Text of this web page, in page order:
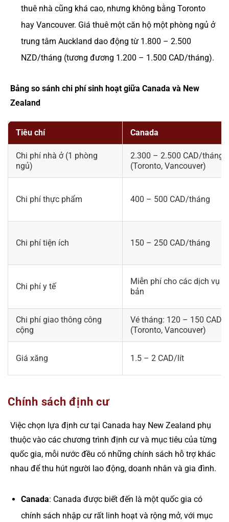
thuê nhà cũng khá cao, nhưng không bằng Toronto
hay Vancouver. Giá thuê một căn hộ một phòng ngủ ở
trung tâm Auckland dao động từ 1.800 – 2.500
NZD/tháng (tương đương 1.200 – 1.500 CAD/tháng).
Bảng so sánh chi phí sinh hoạt giữa Canada và New
Zealand
Tiêu chí Canada
Chi phí nhà ở (1 phòng
ngủ)
2.300 – 2.500 CAD/tháng
(Toronto, Vancouver)
Chi phí thực phẩm 400 – 500 CAD/tháng
Chi phí tiện ích 150 – 250 CAD/tháng
Chi phí y tế
Miễn phí cho các dịch vụ
bản
Chi phí giao thông công
cộng
Vé tháng: 120 – 150 CAD
(Toronto, Vancouver)
Giá xăng 1.5 – 2 CAD/lít
Chính sách định cư
Việc chọn lựa định cư tại Canada hay New Zealand phụ
thuộc vào các chương trình định cư và mục tiêu của từng
quốc gia, mỗi nước đều có những chính sách hỗ trợ khác
nhau để thu hút người lao động, doanh nhân và gia đình.
Canada: Canada được biết đến là một quốc gia có
chính sách nhập cư rất linh hoạt và rộng mở, với mục